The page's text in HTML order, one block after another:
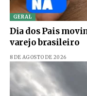
GERAL
Dia dos Pais
varejo brasileiro
8 DE AGOSTO DE 2026